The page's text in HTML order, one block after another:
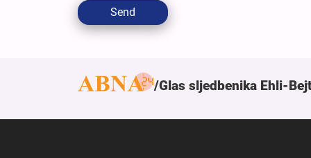
Send
Glas sljedbenika Ehli-